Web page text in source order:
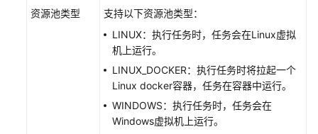
参
考
资源池类型
支持以下资源池类型：
LINUX：执行任务时，任务会在Linux虚拟
机上运行。
LINUX_DOCKER：执行任务时将拉起一个
Linux docker容器，任务在容器中运行。
WINDOWS：执行任务时，任务会在
Windows虚拟机上运行。